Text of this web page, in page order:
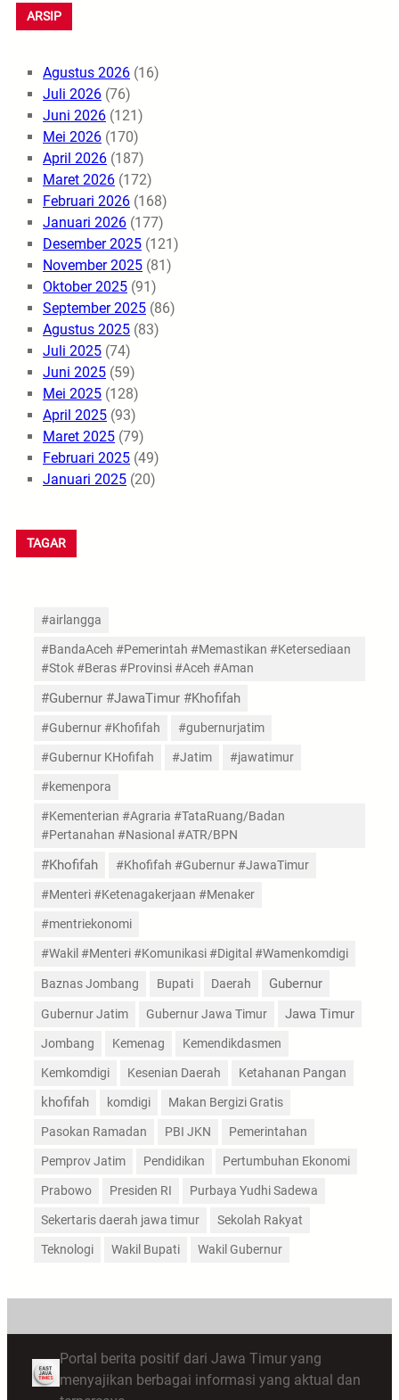
ARSIP
Agustus 2026 (16)
Juli 2026 (76)
Juni 2026 (121)
Mei 2026 (170)
April 2026 (187)
Maret 2026 (172)
Februari 2026 (168)
Januari 2026 (177)
Desember 2025 (121)
November 2025 (81)
Oktober 2025 (91)
September 2025 (86)
Agustus 2025 (83)
Juli 2025 (74)
Juni 2025 (59)
Mei 2025 (128)
April 2025 (93)
Maret 2025 (79)
Februari 2025 (49)
Januari 2025 (20)
TAGAR
#airlangga
#BandaAceh #Pemerintah #Memastikan #Ketersediaan
#Stok #Beras #Provinsi #Aceh #Aman
#Gubernur #JawaTimur #Khofifah
#Gubernur #Khofifah #gubernurjatim
#Gubernur KHofifah #Jatim #jawatimur
#kemenpora
#Kementerian #Agraria #TataRuang/Badan
#Pertanahan #Nasional #ATR/BPN
#Khofifah #Khofifah #Gubernur #JawaTimur
#Menteri #Ketenagakerjaan #Menaker
#mentriekonomi
#Wakil #Menteri #Komunikasi #Digital #Wamenkomdigi
Baznas Jombang Bupati Daerah Gubernur
Gubernur Jatim Gubernur Jawa Timur Jawa Timur
Jombang Kemenag Kemendikdasmen
Kemkomdigi Kesenian Daerah Ketahanan Pangan
khofifah komdigi Makan Bergizi Gratis
Pasokan Ramadan PBI JKN Pemerintahan
Pemprov Jatim Pendidikan Pertumbuhan Ekonomi
Prabowo Presiden RI Purbaya Yudhi Sadewa
Sekertaris daerah jawa timur Sekolah Rakyat
Teknologi Wakil Bupati Wakil Gubernur
Portal berita positif dari Jawa Timur yang
menyajikan berbagai informasi yang aktual dan